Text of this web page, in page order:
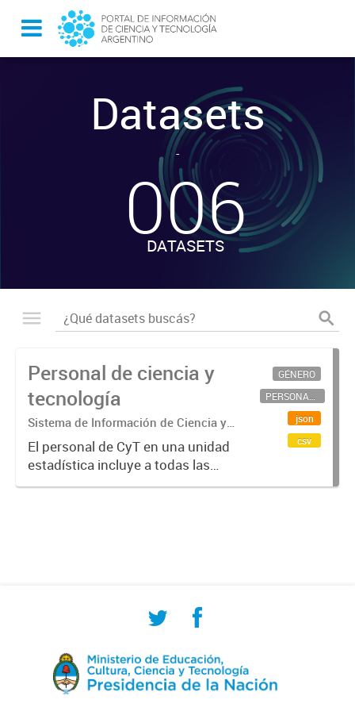
Datasets
-
006
DATASETS
Personal de ciencia y
tecnología
Sistema de Información de Ciencia y
Tecnología Argentino (SICYTAR)
El personal de CyT en una unidad
estadística incluye a todas las
personas involucradas
GÉNERO
PERSONAL CIENTÍFICO-TECNOLÓGICO
json
csv